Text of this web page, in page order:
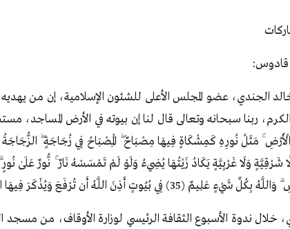
الجندي، عضو المجلس الأعلى للشئون الإسلامية، إن من يهديه
ربنا سبحانه وتعالى قال لنا إن بيوته في الأرض المساجد،
مَثَلُ نُورِهِ كَمِشْكَاةٍ فِيهَا مِصْبَاحٌ ۖ الْمِصْبَاحُ فِي زُجَاجَةٍ
لَّا شَرْقِيَّةٍ وَلَا غَرْبِيَّةٍ يَكَادُ زَيْتُهَا يُضِيءُ وَلَوْ لَمْ تَمْسَسْهُ نَارٌ ۚ نُّورٌ عَلَىٰ
فِي بُيُوتٍ أَذِنَ اللَّهُ أَن تُرْفَعَ وَيُذْكَرَ فِيهَا اسْمُهُ يُسَبِّحُ لَهُ فِيهَا بِالْغُدُوِّ وَالْآصَالِ”.
خلال ندوة الأسبوع الثقافة الرئيسي لوزارة الأوقاف، من